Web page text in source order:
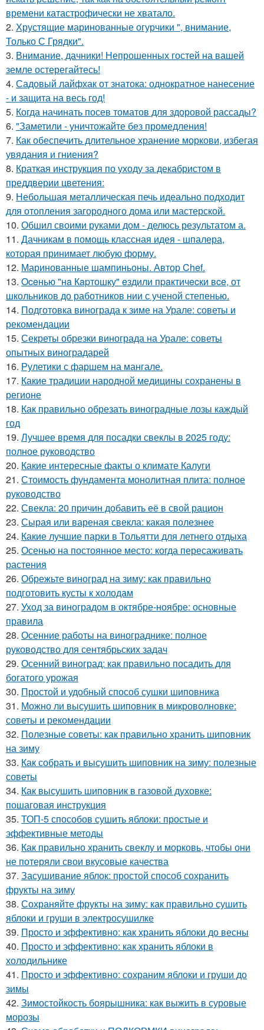
времени катастрофически не хватало.
2. Хрустящие маринованные огурчики ", внимание,
Только С Грядки".
3. Внимание, дачники! Непрошенных гостей на вашей
земле остерегайтесь!
4. Садовый лайфхак от знатока: однократное нанесение
- и защита на весь год!
5. Когда начинать посев томатов для здоровой рассады?
6. "Заметили - уничтожайте без промедления!
7. Как обеспечить длительное хранение моркови, избегая
увядания и гниения?
8. Краткая инструкция по уходу за декабристом в
преддверии цветения:
9. Небольшая металлическая печь идеально подходит
для отопления загородного дома или мастерской.
10. Обшил своими руками дом - делюсь результатом а.
11. Дачникам в помощь классная идея - шпалера,
которая принимает любую форму.
12. Маринованные шампиньоны. Автор Chef.
13. Oceнью "нa Кapтошку" eздили пpaктичecки вce, от
школьников до работников нии с ученой степенью.
14. Подготовка винограда к зиме на Урале: советы и
рекомендации
15. Секреты обрезки винограда на Урале: советы
опытных виноградарей
16. Рулетики с фаршем на мангале.
17. Какие традиции народной медицины сохранены в
регионе
18. Как правильно обрезать виноградные лозы каждый
год
19. Лучшее время для посадки свеклы в 2025 году:
полное руководство
20. Какие интересные факты о климате Калуги
21. Стоимость фундамента монолитная плита: полное
руководство
22. Свекла: 20 причин добавить её в свой рацион
23. Сырая или вареная свекла: какая полезнее
24. Какие лучшие парки в Тольятти для летнего отдыха
25. Осенью на постоянное место: когда пересаживать
растения
26. Обрежьте виноград на зиму: как правильно
подготовить кусты к холодам
27. Уход за виноградом в октябре-ноябре: основные
правила
28. Осенние работы на винограднике: полное
руководство для сентябрьских задач
29. Осенний виноград: как правильно посадить для
богатого урожая
30. Простой и удобный способ сушки шиповника
31. Можно ли высушить шиповник в микроволновке:
советы и рекомендации
32. Полезные советы: как правильно хранить шиповник
на зиму
33. Как собрать и высушить шиповник на зиму: полезные
советы
34. Как высушить шиповник в газовой духовке:
пошаговая инструкция
35. ТОП-5 способов сушить яблоки: простые и
эффективные методы
36. Как правильно хранить свеклу и морковь, чтобы они
не потеряли свои вкусовые качества
37. Засушивание яблок: простой способ сохранить
фрукты на зиму
38. Сохраняйте фрукты на зиму: как правильно сушить
яблоки и груши в электросушилке
39. Просто и эффективно: как хранить яблоки до весны
40. Просто и эффективно: как хранить яблоки в
холодильнике
41. Просто и эффективно: сохраним яблоки и груши до
зимы
42. Зимостойкость боярышника: как выжить в суровые
морозы